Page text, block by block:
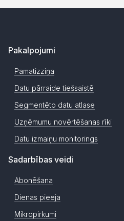
Pakalpojumi
Pamatizziņa
Datu pārraide tiešsaistē
Segmentēto datu atlase
Uzņēmumu novērtēšanas rīki
Datu izmaiņu monitorings
Sadarbības veidi
Abonēšana
Dienas pieeja
Mikropirkumi